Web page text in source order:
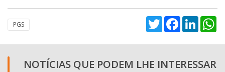
PGS TwitterFacebook
NOTÍCIAS QUE PODEM LHE INTERESSAR